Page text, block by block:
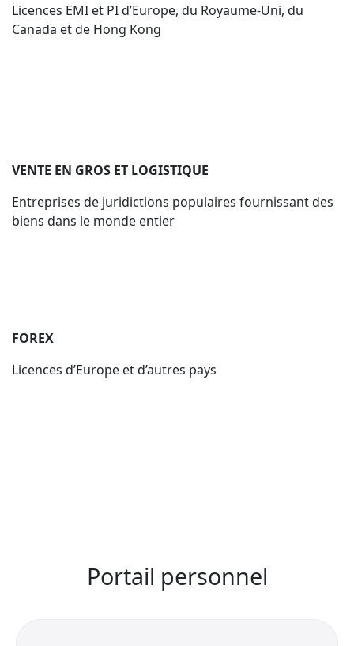
Licences EMI et PI d’Europe, du Royaume-Uni, du
Canada et de Hong Kong
VENTE EN GROS ET LOGISTIQUE
Entreprises de juridictions populaires fournissant des
biens dans le monde entier
FOREX
Licences d’Europe et d’autres pays
Portail personnel